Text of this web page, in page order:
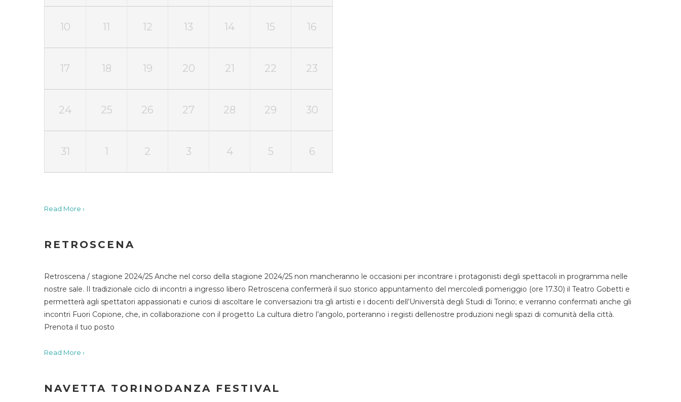
10 11 12 13 14 15 16
17 18 19 20 21 22 23
24 25 26 27 28 29 30
31 1 2 3 4 5 6
Read More ›
RETROSCENA
Retroscena / stagione 2024/25 Anche nel corso della stagione 2024/25 non mancheranno le occasioni per incontrare i protagonisti degli spettacoli in programma nelle
nostre sale. Il tradizionale ciclo di incontri a ingresso libero Retroscena confermerà il suo storico appuntamento del mercoledì pomeriggio (ore 17.30) il Teatro Gobetti e
permetterà agli spettatori appassionati e curiosi di ascoltare le conversazioni tra gli artisti e i docenti dell’Università degli Studi di Torino; e verranno confermati anche gli
incontri Fuori Copione, che, in collaborazione con il progetto La cultura dietro l’angolo, porteranno i registi dellenostre produzioni negli spazi di comunità della città.
Prenota il tuo posto
Read More ›
NAVETTA TORINODANZA FESTIVAL